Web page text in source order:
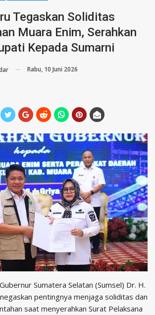
Tegaskan Soliditas
Muara Enim, Serahkan
Kepada Sumarni
Rabu, 10 Juni 2026
Gubernur Sumatera Selatan (Sumsel) Dr. H.
pentingnya menjaga soliditas dan
saat menyerahkan Surat Pelaksana